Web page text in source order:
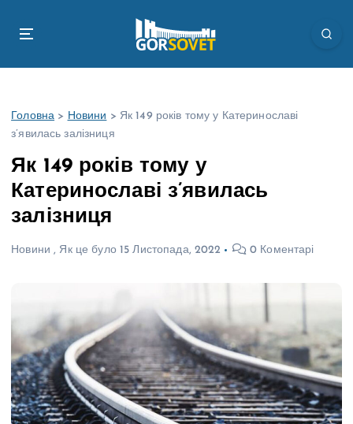
Головна > Новини > Як 149 років тому у Катеринославі
з’явилась залізниця
Як 149 років тому у
Катеринославі з’явилась
залізниця
Новини , Як це було 15 Листопада, 2022 0 Коментарі